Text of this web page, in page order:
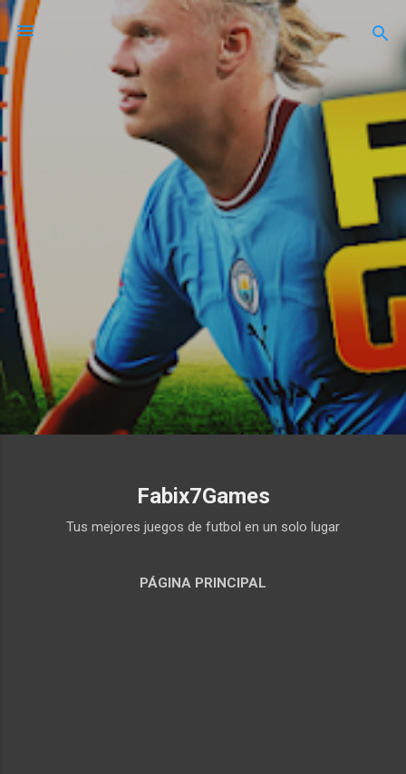
Ir al contenido principal
Fabix7Games
Tus mejores juegos de futbol en un solo lugar
PÁGINA PRINCIPAL